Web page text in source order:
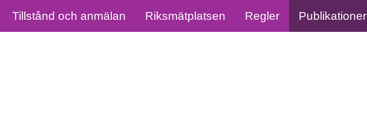
Tillstånd och anmälan Riksmätplatsen Regler Publikationer